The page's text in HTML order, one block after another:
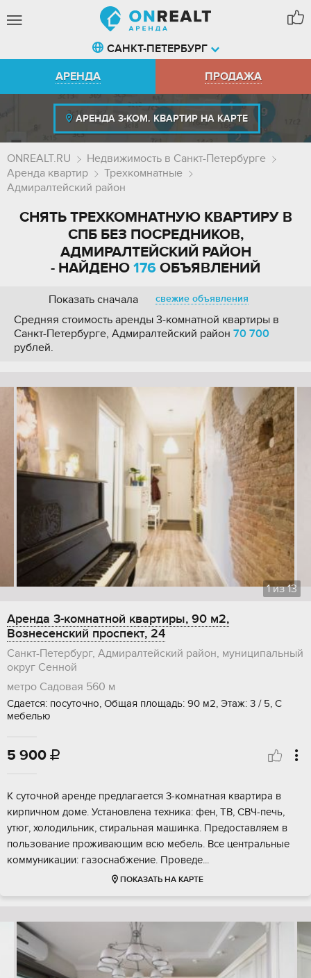
САНКТ-ПЕТЕРБУРГ
АРЕНДА
ПРОДАЖА
АРЕНДА 3-КОМ. КВАРТИР НА КАРТЕ
ONREALT.RU
Недвижимость в Санкт-Петербурге
Аренда квартир
Трехкомнатные
Адмиралтейский район
СНЯТЬ ТРЕХКОМНАТНУЮ КВАРТИРУ В
СПБ БЕЗ ПОСРЕДНИКОВ,
АДМИРАЛТЕЙСКИЙ РАЙОН
- НАЙДЕНО 176 ОБЪЯВЛЕНИЙ
Показать сначала свежие объявления
Средняя стоимость аренды 3-комнатной квартиры в
Санкт-Петербурге, Адмиралтейский район 70 700
рублей.
1из13
Аренда 3-комнатной квартиры, 90 м2,
Вознесенский проспект, 24
Санкт-Петербург, Адмиралтейский район, муниципальный
округ Сенной
метро Садовая 560 м
Сдается: посуточно, Общая площадь: 90 м2, Этаж: 3 / 5, С
мебелью
5 900 
К суточной аренде предлагается 3-комнатная квартира в
кирпичном доме. Установлена техника: фен, ТВ, СВЧ-печь,
утюг, холодильник, стиральная машинка. Предоставляем в
пользование проживающим всю мебель. Все центральные
коммуникации: газоснабжение. Проведе...
ПОКАЗАТЬ НА КАРТЕ